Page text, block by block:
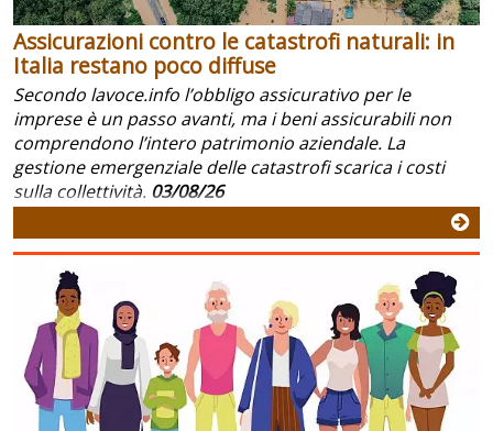
Assicurazioni contro le catastrofi naturali: in
Italia restano poco diffuse
Secondo lavoce.info l’obbligo assicurativo per le
imprese è un passo avanti, ma i beni assicurabili non
comprendono l’intero patrimonio aziendale. La
gestione emergenziale delle catastrofi scarica i costi
sulla collettività. 03/08/26